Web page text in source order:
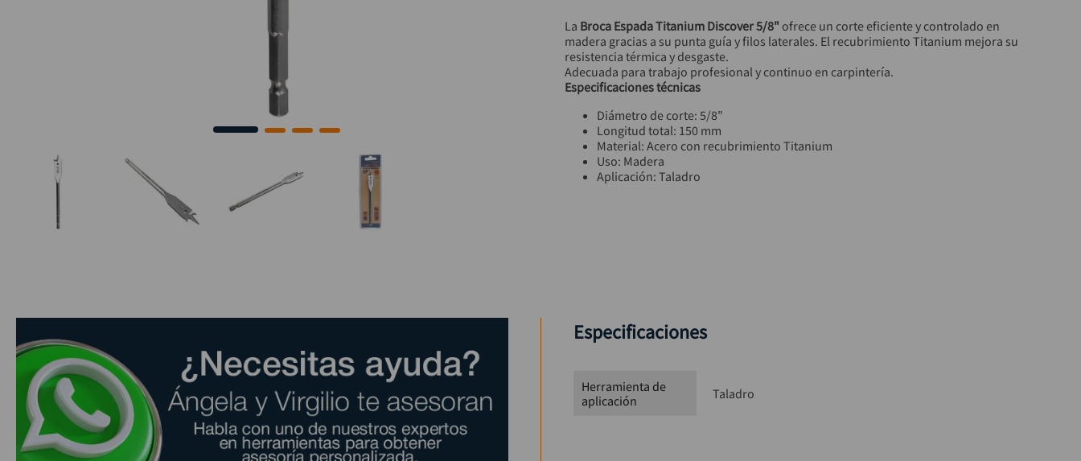
La Broca Espada Titanium Discover 5/8" ofrece un corte eficiente y controlado en
madera gracias a su punta guía y filos laterales. El recubrimiento Titanium mejora su
resistencia térmica y desgaste.
Adecuada para trabajo profesional y continuo en carpintería.
Especificaciones técnicas
Diámetro de corte: 5/8"
Longitud total: 150 mm
Material: Acero con recubrimiento Titanium
Uso: Madera
Aplicación: Taladro
Especificaciones
Herramienta de
aplicación
Taladro